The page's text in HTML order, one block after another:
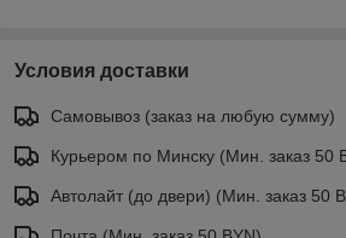
Условия доставки
Самовывоз (заказ на любую сумму)
Курьером по Минску (Мин. заказ 50
Автолайт (до двери) (Мин. заказ 50